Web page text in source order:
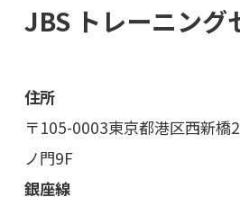
JBS トレーニング
住所
〒105-0003東京都港区西新橋
ノ門9F
銀座線